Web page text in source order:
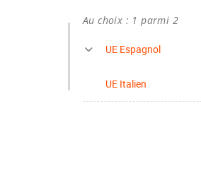
Au choix : 1 parmi 2
UE Espagnol
UE Italien